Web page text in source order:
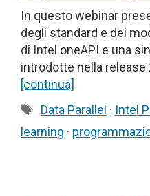
In questo webinar
degli standard e dei
di Intel oneAPI e una
introdotte nella
[continua]
Tag
Data Parallel · Intel
learning ·